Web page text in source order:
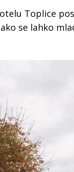
Toplice
se lahko